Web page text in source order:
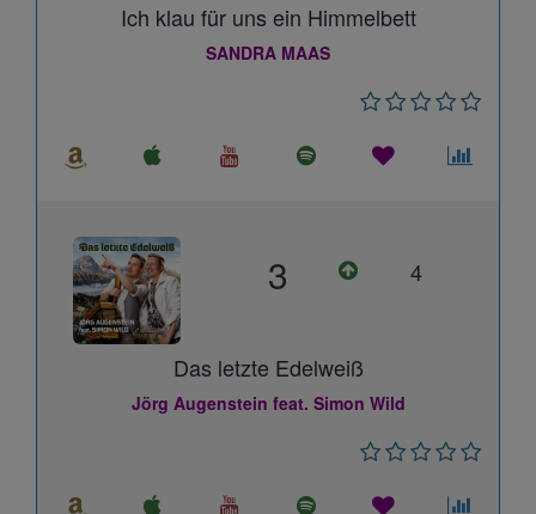
Ich klau für uns ein Himmelbett
SANDRA MAAS
3 4
Das letzte Edelweiß
Jörg Augenstein feat. Simon Wild